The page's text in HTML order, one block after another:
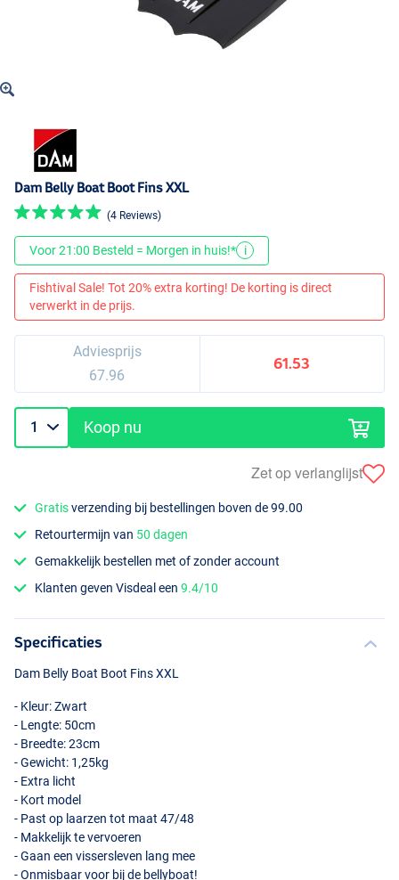
Dam Belly Boat Boot Fins XXL
(4 Reviews)
Voor 21:00 Besteld = Morgen in huis!* i
Fishtival Sale! Tot 20% extra korting! De korting is direct
verwerkt in de prijs.
Adviesprijs
67.96
61.53
Koop nu
Zet op verlanglijst
Gratisverzending bij bestellingen boven de 99.00
Retourtermijn van 50 dagen
Gemakkelijk bestellen met of zonder account
Klanten geven Visdeal een9.4/10
Specificaties
Dam Belly Boat Boot FinsXXL
- Kleur: Zwart
- Lengte: 50cm
- Breedte: 23cm
- Gewicht: 1,25kg
- Extra licht
- Kort model
- Past op laarzen tot maat 47/48
- Makkelijk te vervoeren
- Gaan een vissersleven lang mee
- Onmisbaar voor bij de bellyboat!